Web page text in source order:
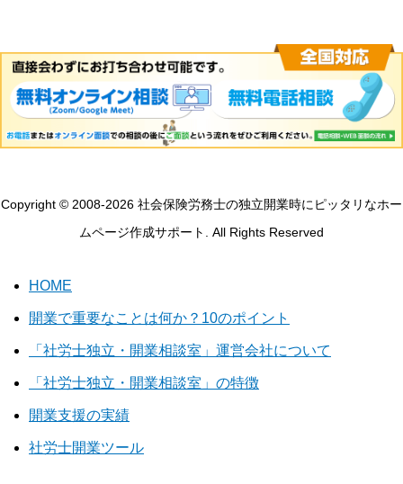
Copyright © 2008-2026 社会保険労務士の独立開業時にピッタリなホー
ムページ作成サポート. All Rights Reserved
HOME
開業で重要なことは何か？10のポイント
「社労士独立・開業相談室」運営会社について
「社労士独立・開業相談室」の特徴
開業支援の実績
社労士開業ツール